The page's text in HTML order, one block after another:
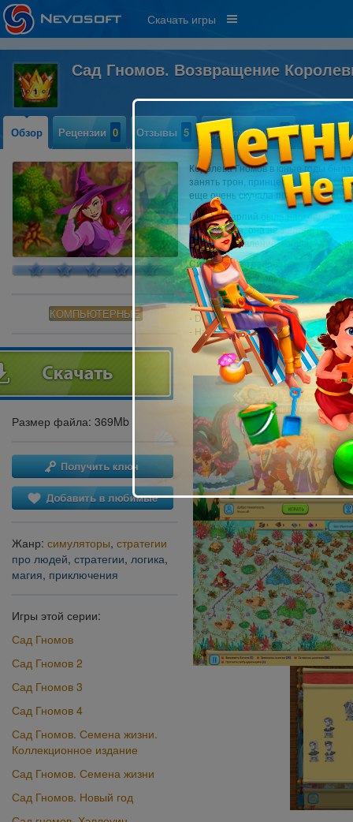
Скачать игры
Сад Гномов. Возвращение
Обзор Рецензии 0 Отзывы 5 Прохождение 0
КОМПЬЮТЕРНЫЕ
Размер файла: 369Mb
Жанр: симуляторы, стратегии
про людей, стратегии, логика,
магия, приключения
Игры этой серии:
Сад Гномов
Сад Гномов 2
Сад Гномов 3
Сад Гномов 4
Сад Гномов. Семена жизни.
Коллекционное издание
Сад Гномов. Семена жизни
Сад Гномов. Новый год
Королева Гномов в юные годы
занять трон, принцесса быстро
еще очень скучала по дорогой
Царица Гарпий была настоящим
осторожная, она не желала видеть
было ее удивление, когда на ее
Системные требования:
- OS: Windows 7 или более поздняя
- CPU: 1.0 GHz
- RAM: 512 MB
- DirectX: 9.0
- Hard Drive: 1055 MB